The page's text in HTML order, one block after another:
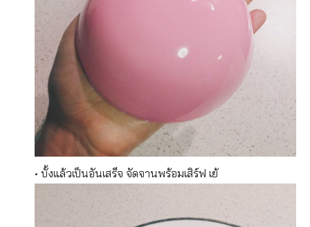
• บั้งแล้วเป็นอันเสร็จ จัดจานพร้อมเสิร์ฟ เย้